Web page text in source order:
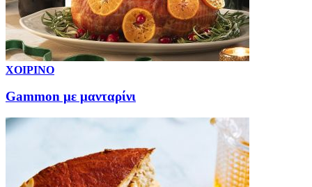
ΧΟΙΡΙΝΟ
Gammon με μανταρίνι